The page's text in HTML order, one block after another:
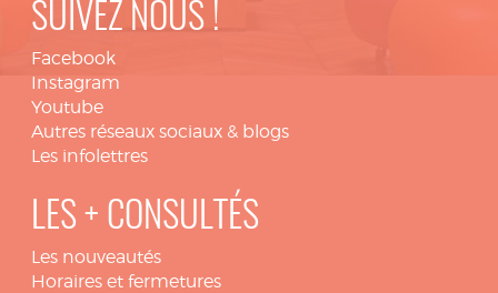
SUIVEZ NOUS !
Facebook
Instagram
Youtube
Autres réseaux sociaux & blogs
Les infolettres
LES + CONSULTÉS
Les nouveautés
Horaires et fermetures